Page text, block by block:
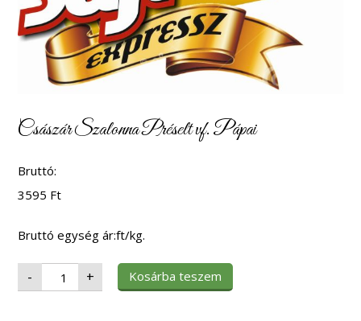
Császár Szalonna Préselt vf. Pápai
Bruttó:
3595 Ft
Bruttó egység ár:ft/kg.
- Császár
Szalonna
Préselt
+ Kosárba teszem